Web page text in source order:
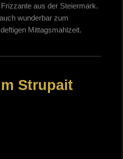
aus der Steiermark.
wunderbar zum
Mittagsmahlzeit.
Strupait